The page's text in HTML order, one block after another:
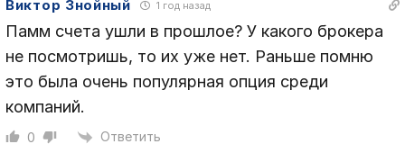
Виктор Знойный 1 год назад
Памм счета ушли в прошлое? У какого брокера
не посмотришь, то их уже нет. Раньше помню
это была очень популярная опция среди
компаний.
0 Ответить